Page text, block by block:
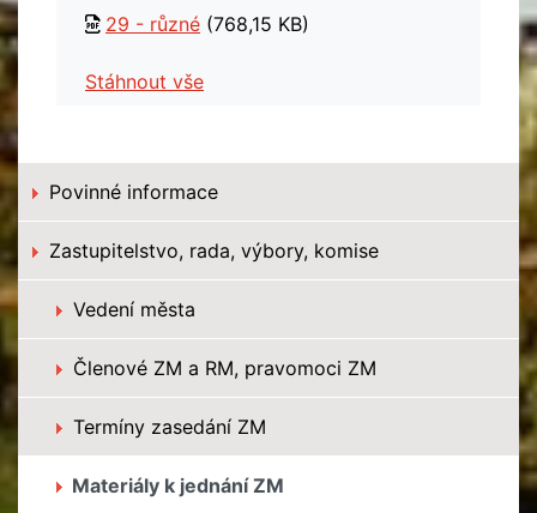
29 - různé (768,15 KB)
Stáhnout vše
Povinné informace
Zastupitelstvo, rada, výbory, komise
Vedení města
Členové ZM a RM, pravomoci ZM
Termíny zasedání ZM
Materiály k jednání ZM